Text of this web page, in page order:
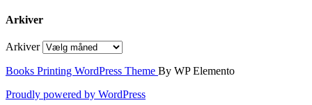
Arkiver
Arkiver
Books Printing WordPress Theme By WP Elemento
Proudly powered by WordPress